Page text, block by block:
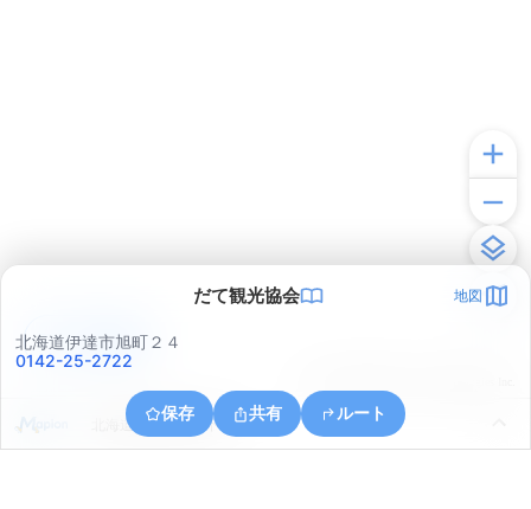
だて観光協会 地図
北海道伊達市旭町２４
0142-25-2722
保存 共有 ルート
北海道伊達市館山下町
アプリで見る